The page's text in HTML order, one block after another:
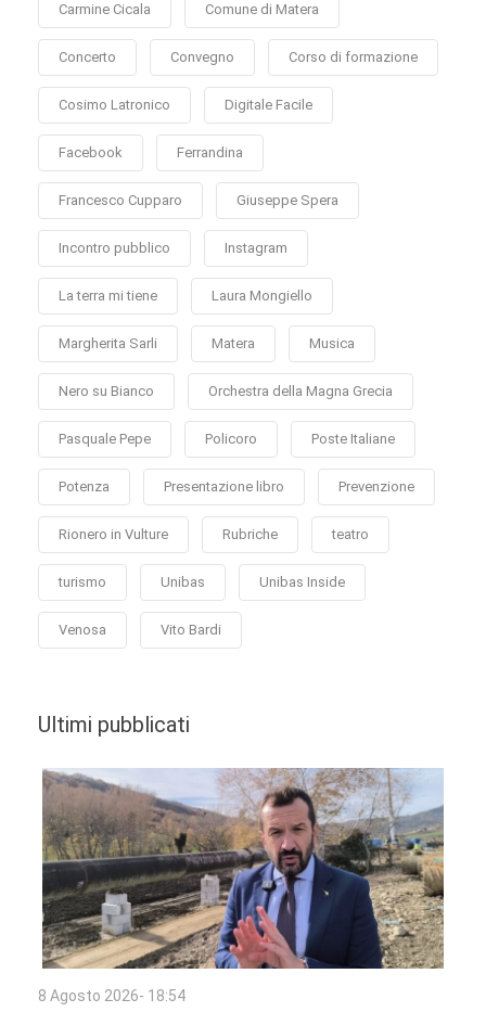
Carmine Cicala Comune di Matera
Concerto Convegno Corso di formazione
Cosimo Latronico Digitale Facile
Facebook Ferrandina
Francesco Cupparo Giuseppe Spera
Incontro pubblico Instagram
La terra mi tiene Laura Mongiello
Margherita Sarli Matera Musica
Nero su Bianco Orchestra della Magna Grecia
Pasquale Pepe Policoro Poste Italiane
Potenza Presentazione libro Prevenzione
Rionero in Vulture Rubriche teatro
turismo Unibas Unibas Inside
Venosa Vito Bardi
Ultimi pubblicati
8 Agosto 2026- 18:54